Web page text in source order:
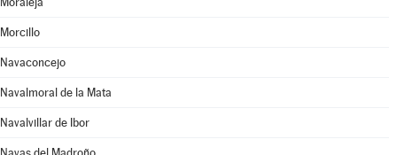
Morcillo
Navaconcejo
Navalmoral de la Mata
Navalvillar de Ibor